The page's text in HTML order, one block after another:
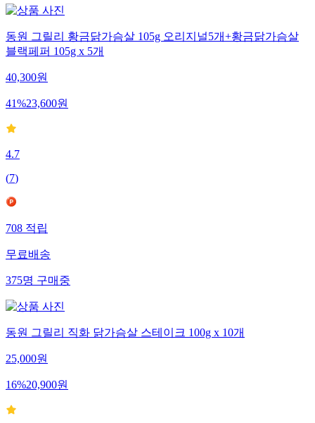
동원 그릴리 황금닭가슴살 105g 오리지널5개+황금닭가슴살
블랙페퍼 105g x 5개
40,300원
41%23,600원
4.7
(7)
708적립
무료배송
375명구매중
동원 그릴리 직화 닭가슴살 스테이크 100g x 10개
25,000원
16%20,900원